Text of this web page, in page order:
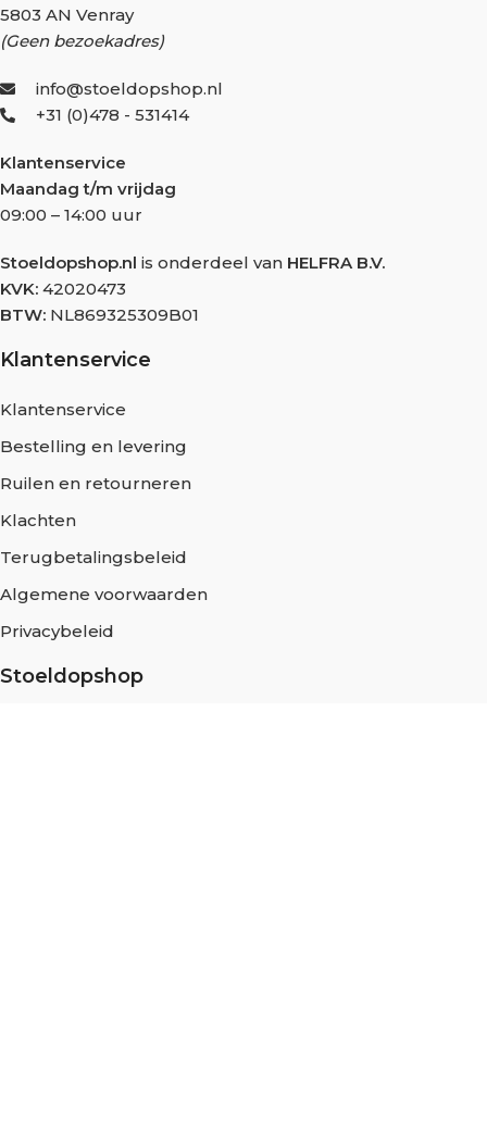
5803 AN Venray
(Geen bezoekadres)
info@stoeldopshop.nl
+31 (0)478 - 531414
Klantenservice
Maandag t/m vrijdag
09:00 – 14:00 uur
Stoeldopshop.nl is onderdeel van HELFRA B.V.
KVK: 42020473
BTW: NL869325309B01
Klantenservice
Klantenservice
Bestelling en levering
Ruilen en retourneren
Klachten
Terugbetalingsbeleid
Algemene voorwaarden
Privacybeleid
Stoeldopshop